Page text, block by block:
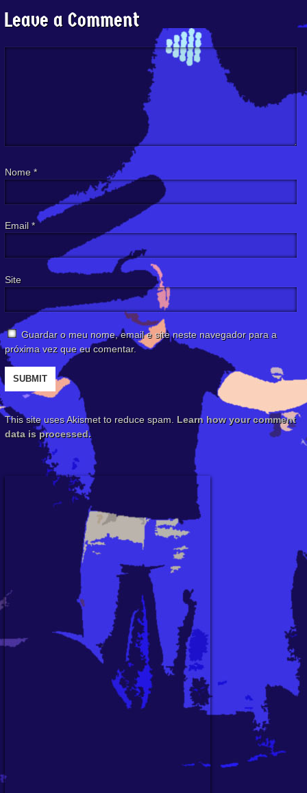
Leave a Comment
Nome *
Email *
Site
Guardar o meu nome, email e site neste navegador para a
próxima vez que eu comentar.
This site uses Akismet to reduce spam. Learn how your comment
data is processed.